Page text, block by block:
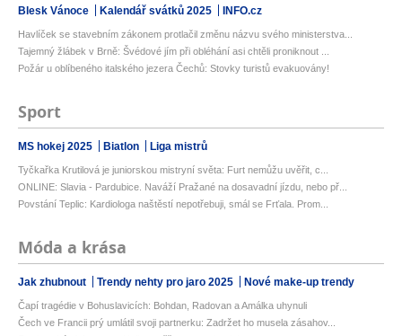
Blesk Vánoce Kalendář svátků 2025 INFO.cz
Havlíček se stavebním zákonem protlačil změnu názvu svého ministerstva...
Tajemný žlábek v Brně: Švédové jím při obléhání asi chtěli proniknout ...
Požár u oblíbeného italského jezera Čechů: Stovky turistů evakuovány!
Sport
MS hokej 2025 Biatlon Liga mistrů
Tyčkařka Krutilová je juniorskou mistryní světa: Furt nemůžu uvěřit, c...
ONLINE: Slavia - Pardubice. Naváží Pražané na dosavadní jízdu, nebo př...
Povstání Teplic: Kardiologa naštěstí nepotřebuji, smál se Frťala. Prom...
Móda a krása
Jak zhubnout Trendy nehty pro jaro 2025 Nové make-up trendy
Čapí tragédie v Bohuslavicích: Bohdan, Radovan a Amálka uhynuli
Čech ve Francii prý umlátil svoji partnerku: Zadržet ho musela zásahov...